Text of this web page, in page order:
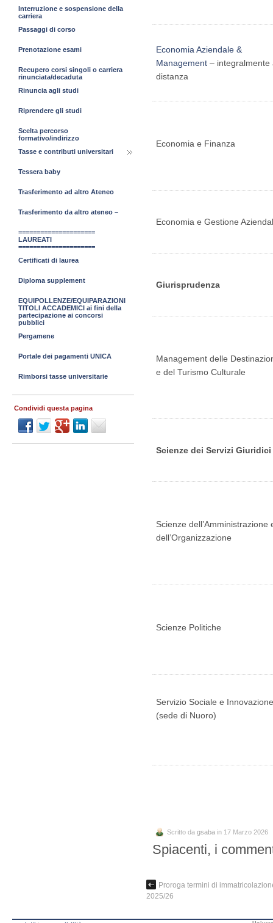
Economia Aziendale &
Management – integralmente
distanza
Economia e Finanza
Economia e Gestione
Giurisprudenza
Management delle
e del Turismo Culturale
Scienze dei Servizi Giuridici
Scienze dell’Amministrazione
dell’Organizzazione
Scienze Politiche
Servizio Sociale e Innovazione
(sede di Nuoro)
Scritto da gsaba in 17 Marzo 2026
Spiacenti, i
Proroga termini di
2025/26
Interruzione e sospensione della
carriera
Passaggi di corso
Prenotazione esami
Recupero corsi singoli o carriera
rinunciata/decaduta
Rinuncia agli studi
Riprendere gli studi
Scelta percorso
formativo/indirizzo
Tasse e contributi universitari
Tessera baby
Trasferimento ad altro Ateneo
Trasferimento da altro ateneo –
=====================
LAUREATI
=====================
Certificati di laurea
Diploma supplement
EQUIPOLLENZE/EQUIPARAZIONI
TITOLI ACCADEMICI ai fini della
partecipazione ai concorsi
pubblici
Pergamene
Portale dei pagamenti UNICA
Rimborsi tasse universitarie
Condividi questa pagina